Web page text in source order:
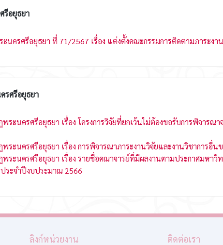
รีอยุธยา
นครศรีอยุธยา ที่ 71/2567 เรื่อง แต่งตั้งคณะกรรมการติดตามภาระงา
รศรีอยุธยา
ระนครศรีอยุธยา เรื่อง โครงการวิจัยที่ยกเว้นไม่ต้องขอรับการพิจาร
ระนครศรีอยุธยา เรื่อง การพิจารณาภาระงานวิจัยและงานวิชาการอื่
ระนครศรีอยุธยา เรื่อง รายชื่อคณาจารย์ที่มีผลงานตามประกาศมหาวิ
ระจำปีงบประมาณ 2566
ลิงก์หน่วยงาน ติดต่อเรา